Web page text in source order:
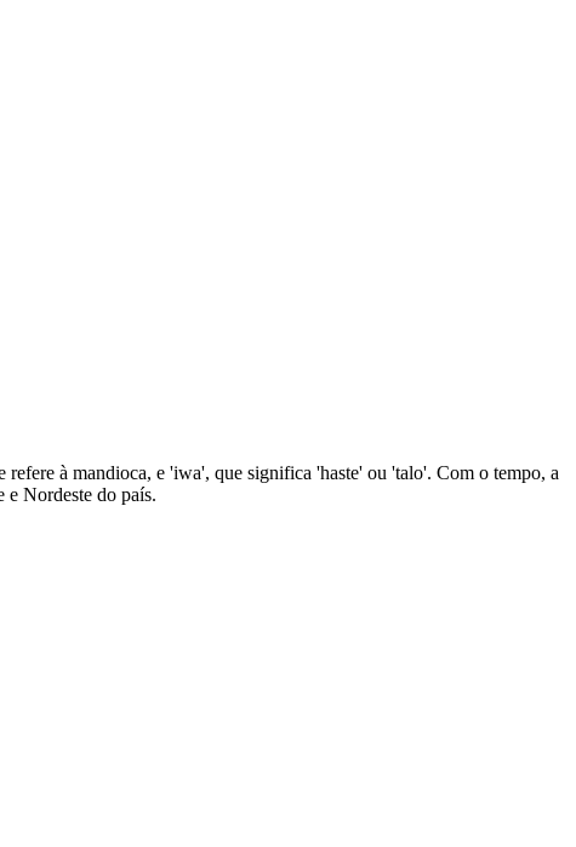
à mandioca, e 'iwa', que significa 'haste' ou 'talo'. Com o tempo, a
e Nordeste do país.